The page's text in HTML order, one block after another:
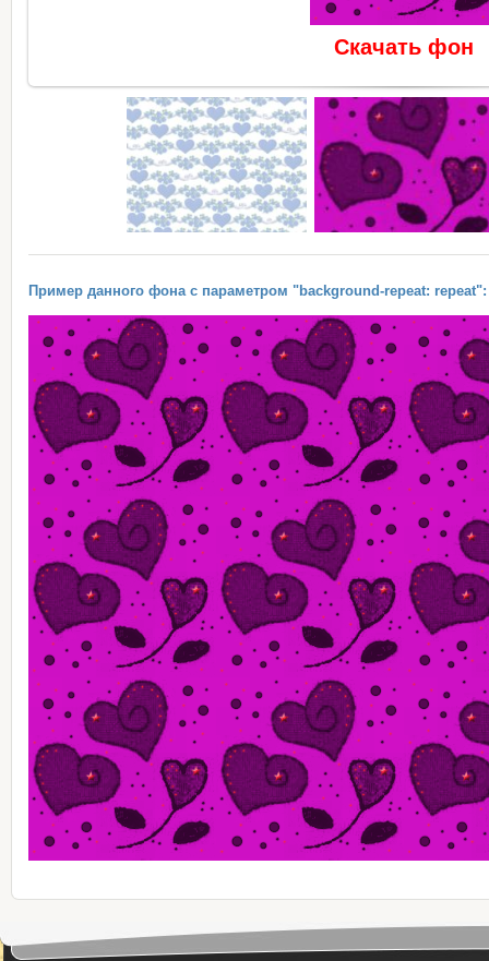
Скачать фон
Пример данного фона с параметром "background-repeat: repeat":